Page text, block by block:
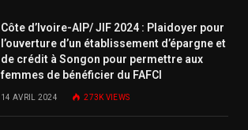
Côte d’Ivoire-AIP/ JIF 2024 : Plaidoyer pour
l’ouverture d’un établissement d’épargne et
de crédit à Songon pour permettre aux
femmes de bénéficier du FAFCI
14 AVRIL 2024 273K VIEWS